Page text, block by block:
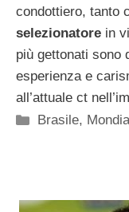
condottiero, tanto
selezionatore in
più gettonati sono
esperienza e
all’attuale ct
Categorie
Brasile,